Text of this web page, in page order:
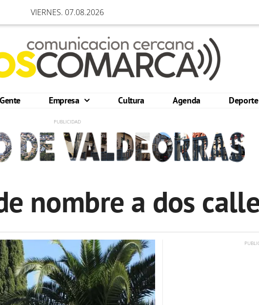
VIERNES. 07.08.2026
Gente Empresa Cultura Agenda Deporte
nombre a dos